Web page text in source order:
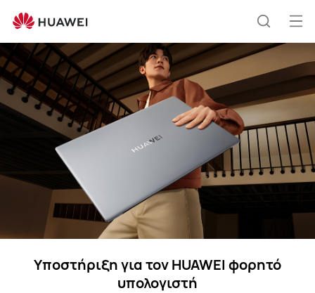
Υποστήριξη για τον HUAWEI φορητό
υπολογιστή